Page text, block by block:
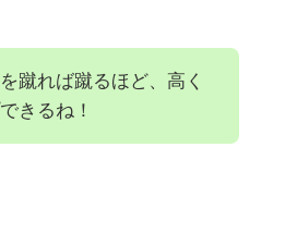
蹴れば蹴るほど、高く
きるね！